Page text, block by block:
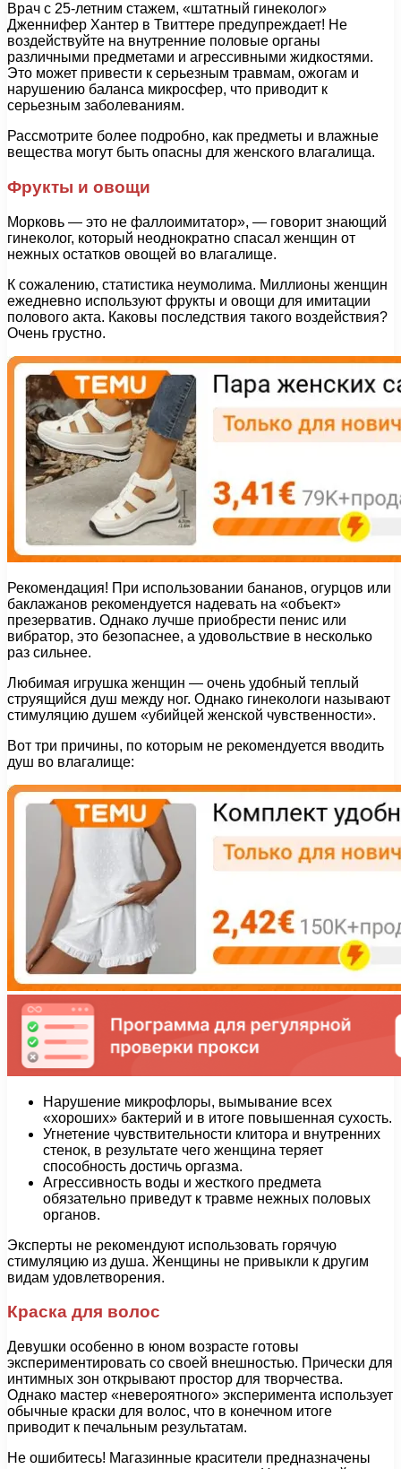
Врач с 25-летним стажем, «штатный гинеколог»
Дженнифер Хантер в Твиттере предупреждает! Не
воздействуйте на внутренние половые органы
различными предметами и агрессивными жидкостями.
Это может привести к серьезным травмам, ожогам и
нарушению баланса микросфер, что приводит к
серьезным заболеваниям.
Рассмотрите более подробно, как предметы и влажные
вещества могут быть опасны для женского влагалища.
Фрукты и овощи
Морковь — это не фаллоимитатор», — говорит знающий
гинеколог, который неоднократно спасал женщин от
нежных остатков овощей во влагалище.
К сожалению, статистика неумолима. Миллионы женщин
ежедневно используют фрукты и овощи для имитации
полового акта. Каковы последствия такого воздействия?
Очень грустно.
Рекомендация! При использовании бананов, огурцов или
баклажанов рекомендуется надевать на «объект»
презерватив. Однако лучше приобрести пенис или
вибратор, это безопаснее, а удовольствие в несколько
раз сильнее.
Любимая игрушка женщин — очень удобный теплый
струящийся душ между ног. Однако гинекологи называют
стимуляцию душем «убийцей женской чувственности».
Вот три причины, по которым не рекомендуется вводить
душ во влагалище:
Нарушение микрофлоры, вымывание всех
«хороших» бактерий и в итоге повышенная сухость.
Угнетение чувствительности клитора и внутренних
стенок, в результате чего женщина теряет
способность достичь оргазма.
Агрессивность воды и жесткого предмета
обязательно приведут к травме нежных половых
органов.
Эксперты не рекомендуют использовать горячую
стимуляцию из душа. Женщины не привыкли к другим
видам удовлетворения.
Краска для волос
Девушки особенно в юном возрасте готовы
экспериментировать со своей внешностью. Прически для
интимных зон открывают простор для творчества.
Однако мастер «невероятного» эксперимента использует
обычные краски для волос, что в конечном итоге
приводит к печальным результатам.
Не ошибитесь! Магазинные красители предназначены